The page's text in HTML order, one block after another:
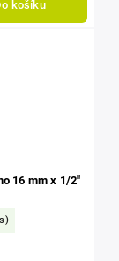
košíku
16 mm x 1/2"